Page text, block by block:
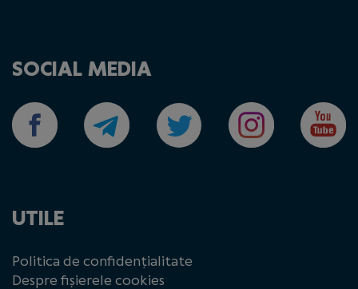
SOCIAL MEDIA
UTILE
Politica de confidențialitate
Despre fișierele cookies